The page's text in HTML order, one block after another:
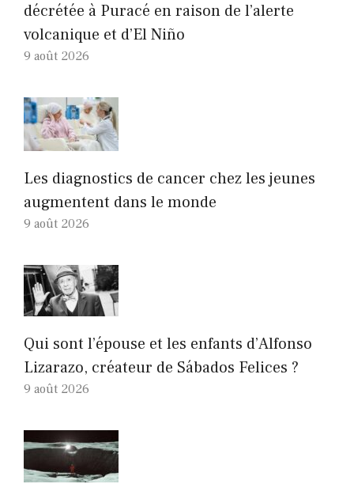
décrétée à Puracé en raison de l’alerte
volcanique et d’El Niño
9 août 2026
Les diagnostics de cancer chez les jeunes
augmentent dans le monde
9 août 2026
Qui sont l’épouse et les enfants d’Alfonso
Lizarazo, créateur de Sábados Felices ?
9 août 2026